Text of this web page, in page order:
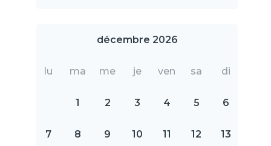
décembre 2026
lu ma me je ven sa di
1 2 3 4 5 6
7 8 9 10 11 12 13